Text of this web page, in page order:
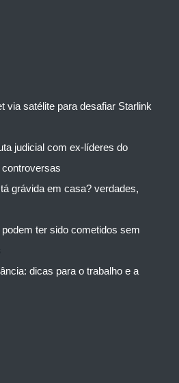
via satélite para desafiar Starlink
judicial com ex-líderes do
grávida em casa? verdades,
ter sido cometidos sem
dicas para o trabalho e a